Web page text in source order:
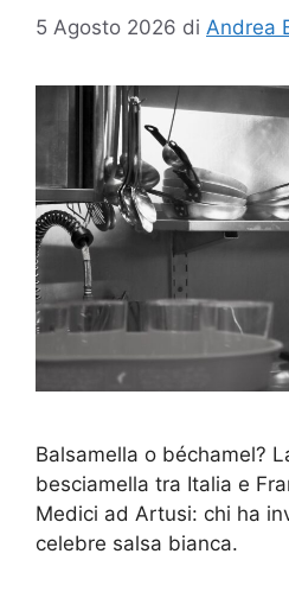
5 Agosto 2026 di Andrea
Balsamella o béchamel?
besciamella tra Italia e
Medici ad Artusi: chi ha
celebre salsa bianca.